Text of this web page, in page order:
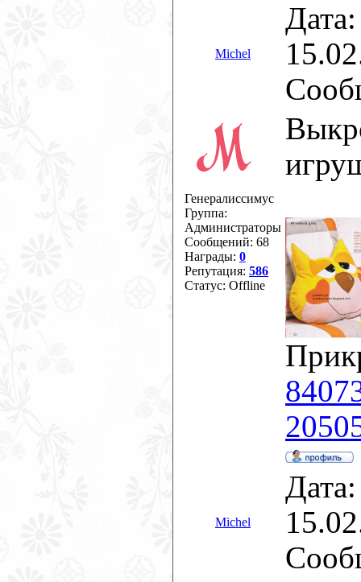
Michel
Генералиссимус
Группа:
Администраторы
Сообщений: 68
Награды: 0
Репутация: 586
Статус: Offline
Michel